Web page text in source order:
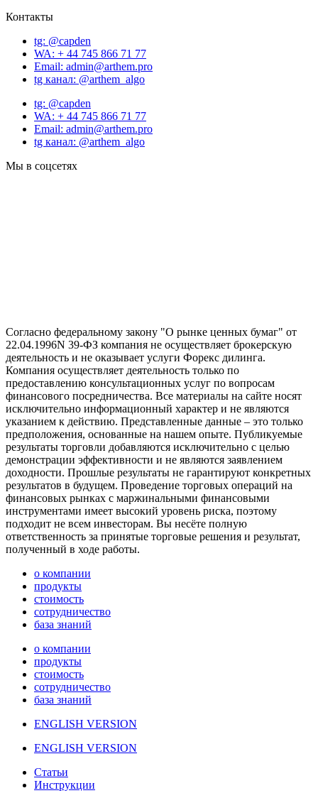
Контакты
tg: @capden
WA: + 44 745 866 71 77
Email: admin@arthem.pro
tg канал: @arthem_algo
tg: @capden
WA: + 44 745 866 71 77
Email: admin@arthem.pro
tg канал: @arthem_algo
Мы в соцсетях
Согласно федеральному закону "О рынке ценных бумаг" от
22.04.1996N 39-ФЗ компания не осуществляет брокерскую
деятельность и не оказывает услуги Форекс дилинга.
Компания осуществляет деятельность только по
предоставлению консультационных услуг по вопросам
финансового посредничества. Все материалы на сайте носят
исключительно информационный характер и не являются
указанием к действию. Представленные данные – это только
предположения, основанные на нашем опыте. Публикуемые
результаты торговли добавляются исключительно с целью
демонстрации эффективности и не являются заявлением
доходности. Прошлые результаты не гарантируют конкретных
результатов в будущем. Проведение торговых операций на
финансовых рынках с маржинальными финансовыми
инструментами имеет высокий уровень риска, поэтому
подходит не всем инвесторам. Вы несёте полную
ответственность за принятые торговые решения и результат,
полученный в ходе работы.
о компании
продукты
стоимость
сотрудничество
база знаний
о компании
продукты
стоимость
сотрудничество
база знаний
ENGLISH VERSION
ENGLISH VERSION
Статьи
Инструкции